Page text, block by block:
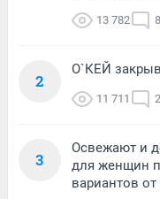
13 782 8
2
О`КЕЙ
11 711
3
Освежают и
для женщин
вариантов от